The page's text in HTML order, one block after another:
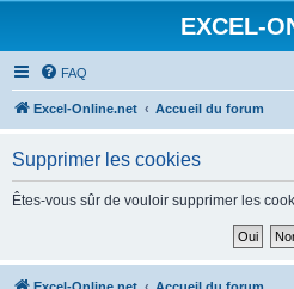
EXCEL-
FAQ
Excel-Online.net Accueil du forum
Supprimer les cookies
Êtes-vous sûr de vouloir supprimer les